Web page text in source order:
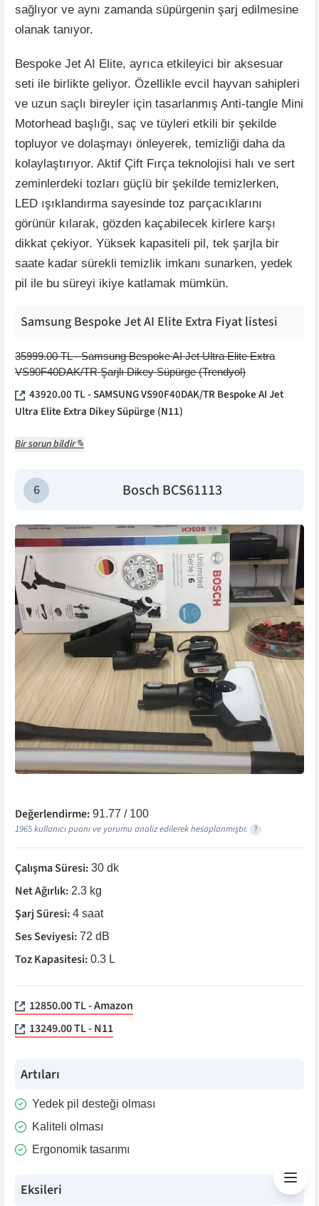
sağlıyor ve aynı zamanda süpürgenin şarj edilmesine
olanak tanıyor.
Bespoke Jet AI Elite, ayrıca etkileyici bir aksesuar
seti ile birlikte geliyor. Özellikle evcil hayvan sahipleri
ve uzun saçlı bireyler için tasarlanmış Anti-tangle Mini
Motorhead başlığı, saç ve tüyleri etkili bir şekilde
topluyor ve dolaşmayı önleyerek, temizliği daha da
kolaylaştırıyor. Aktif Çift Fırça teknolojisi halı ve sert
zeminlerdeki tozları güçlü bir şekilde temizlerken,
LED ışıklandırma sayesinde toz parçacıklarını
görünür kılarak, gözden kaçabilecek kirlere karşı
dikkat çekiyor. Yüksek kapasiteli pil, tek şarjla bir
saate kadar sürekli temizlik imkanı sunarken, yedek
pil ile bu süreyi ikiye katlamak mümkün.
Samsung Bespoke Jet AI Elite Extra Fiyat listesi
35999.00TL -Samsung Bespoke AI Jet Ultra Elite Extra
VS90F40DAK/TR Şarjlı Dikey Süpürge(Trendyol)
43920.00TL -SAMSUNG VS90F40DAK/TR Bespoke AI Jet
Ultra Elite Extra Dikey Süpürge (N11)
Bir sorun bildir✎
6 Bosch BCS61113
Değerlendirme: 91.77 / 100
1965kullanıcı puanı ve yorumu analiz edilerek hesaplanmıştır. ?
Çalışma Süresi: 30 dk
Net Ağırlık: 2.3 kg
Şarj Süresi: 4 saat
Ses Seviyesi: 72 dB
Toz Kapasitesi: 0.3 L
12850.00 TL - Amazon
13249.00 TL - N11
Artıları
Yedek pil desteği olması
Kaliteli olması
Ergonomik tasarımı
Eksileri